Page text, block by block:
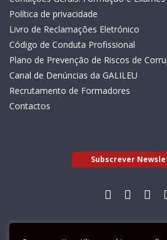
Política de privacidade
Livro de Reclamações Eletrónico
Código de Conduta Profissional
Plano de Prevenção de Riscos de
Canal de Denúncias da GALILEU
Recrutamento de Formadores
Contactos
Subscrever
Livro de Reclamações